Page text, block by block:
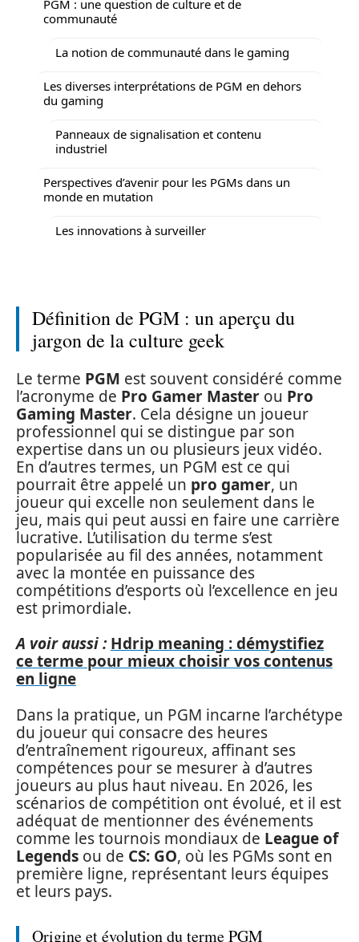
PGM : une question de culture et de
communauté
La notion de communauté dans le gaming
Les diverses interprétations de PGM en dehors
du gaming
Panneaux de signalisation et contenu
industriel
Perspectives d’avenir pour les PGMs dans un
monde en mutation
Les innovations à surveiller
Définition de PGM : un aperçu du
jargon de la culture geek
Le terme PGM est souvent considéré comme
l’acronyme de Pro Gamer Master ou Pro
Gaming Master. Cela désigne un joueur
professionnel qui se distingue par son
expertise dans un ou plusieurs jeux vidéo.
En d’autres termes, un PGM est ce qui
pourrait être appelé un pro gamer, un
joueur qui excelle non seulement dans le
jeu, mais qui peut aussi en faire une carrière
lucrative. L’utilisation du terme s’est
popularisée au fil des années, notamment
avec la montée en puissance des
compétitions d’esports où l’excellence en jeu
est primordiale.
A voir aussi : Hdrip meaning : démystifiez
ce terme pour mieux choisir vos contenus
en ligne
Dans la pratique, un PGM incarne l’archétype
du joueur qui consacre des heures
d’entraînement rigoureux, affinant ses
compétences pour se mesurer à d’autres
joueurs au plus haut niveau. En 2026, les
scénarios de compétition ont évolué, et il est
adéquat de mentionner des événements
comme les tournois mondiaux de League of
Legends ou de CS: GO, où les PGMs sont en
première ligne, représentant leurs équipes
et leurs pays.
Origine et évolution du terme PGM